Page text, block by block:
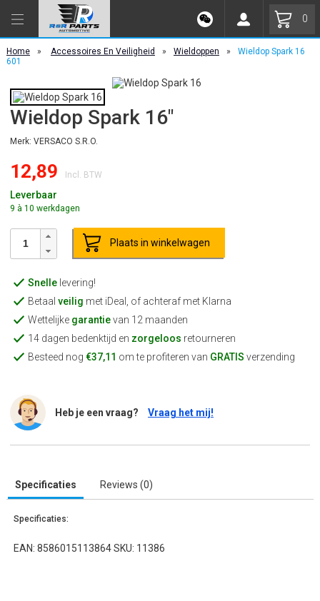
0
Home » Accessoires En Veiligheid » Wieldoppen »
Wieldop Spark 16
601
Wieldop Spark 16"
Merk: VERSACO S.R.O.
12,89 Incl. BTW
Leverbaar
9 à 10 werkdagen
Plaats in winkelwagen
Snellelevering!
Betaal veilig met iDeal, of achteraf met Klarna
Wettelijke garantievan 12 maanden
14 dagen bedenktijd en zorgeloos retourneren
Besteed nog €37,11 om te profiteren van GRATIS verzending
Heb je een vraag? Vraag het mij!
Specificaties Reviews (0)
Specificaties:
EAN: 8586015113864 SKU: 11386